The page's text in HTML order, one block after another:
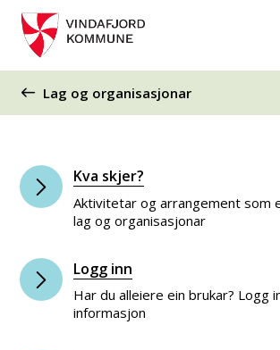
Du er her:
Lag og organisasjonar
Kva skjer?
Aktivitetar og arrangement som
lag og organisasjonar
Logg inn
Har du alleiere ein brukar? Logg
informasjon